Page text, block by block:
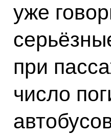
уже
при
число